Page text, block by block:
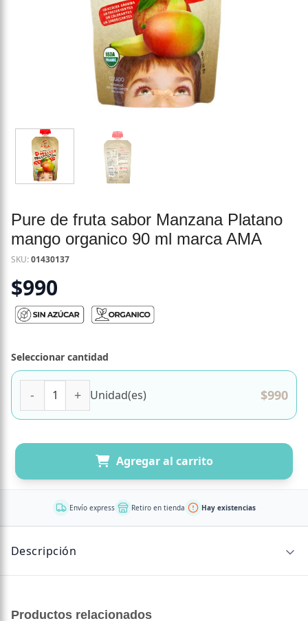
Pure de fruta sabor Manzana Platano
mango organico 90 ml marca AMA
SKU:01430137
$990
Seleccionar cantidad
Unidad(es) $990
Agregar al carrito
Envío express Retiro en tienda Hay existencias
Descripción
Productos relacionados